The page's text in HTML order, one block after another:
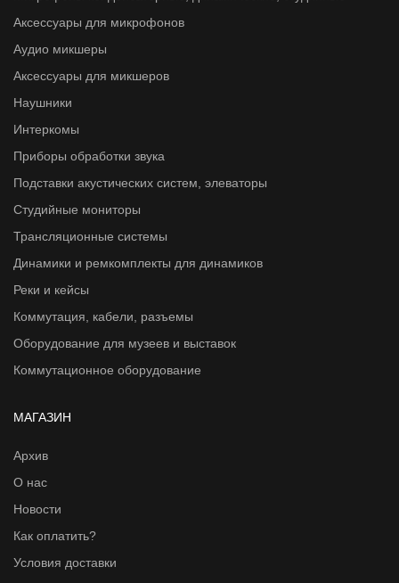
Аксессуары для микрофонов
Аудио микшеры
Аксессуары для микшеров
Наушники
Интеркомы
Приборы обработки звука
Подставки акустических систем, элеваторы
Студийные мониторы
Трансляционные системы
Динамики и ремкомплекты для динамиков
Реки и кейсы
Коммутация, кабели, разъемы
Оборудование для музеев и выставок
Коммутационное оборудование
МАГАЗИН
Архив
О нас
Новости
Как оплатить?
Условия доставки